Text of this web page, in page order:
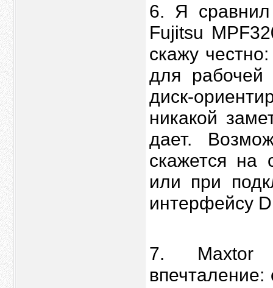
6. Я
Fujitsu
скажу
для рабочей
диск-
никакой
дает.
скажется на
или при
интерфейсу
7. Maxtor
впечталение: